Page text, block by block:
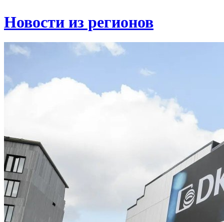
Новости из регионов